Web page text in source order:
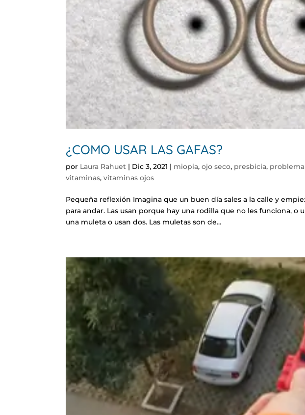
¿COMO USAR LAS GAFAS?
por Laura Rahuet | Dic 3, 2021 | miopia,ojo seco, presbicia,
vitaminas,vitaminas ojos
Pequeña reflexión Imagina que un buen día sales a la calle y
para andar. Las usan porque hay una rodilla que no les funciona, o
una muleta o usan dos. Las muletas son de...